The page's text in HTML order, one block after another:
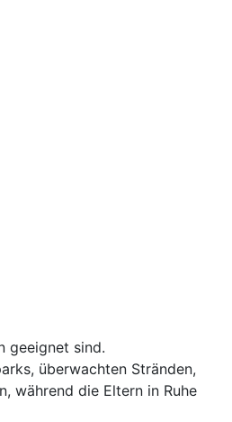
geeignet sind.
überwachten Stränden,
während die Eltern in Ruhe